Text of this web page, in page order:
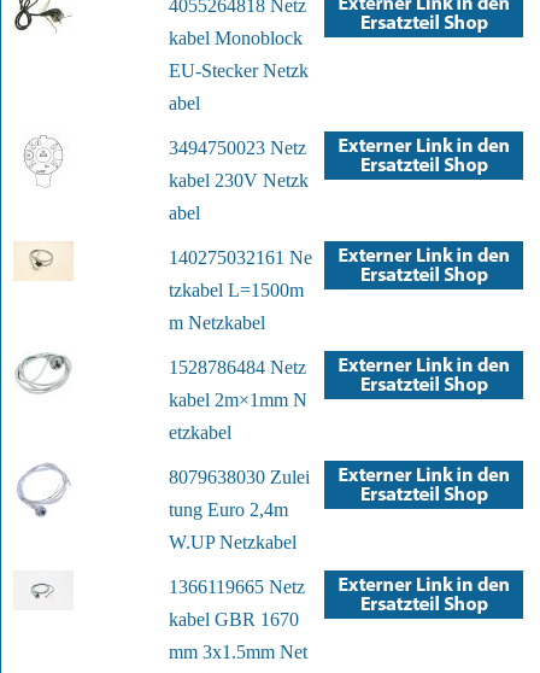
4055264818 Netz
kabel Monoblock
EU-Stecker Netzk
abel
3494750023 Netz
kabel 230V Netzk
abel
140275032161 Ne
tzkabel L=1500m
m Netzkabel
1528786484 Netz
kabel 2m×1mm N
etzkabel
8079638030 Zulei
tung Euro 2,4m
W.UP Netzkabel
1366119665 Netz
kabel GBR 1670
mm 3x1.5mm Net